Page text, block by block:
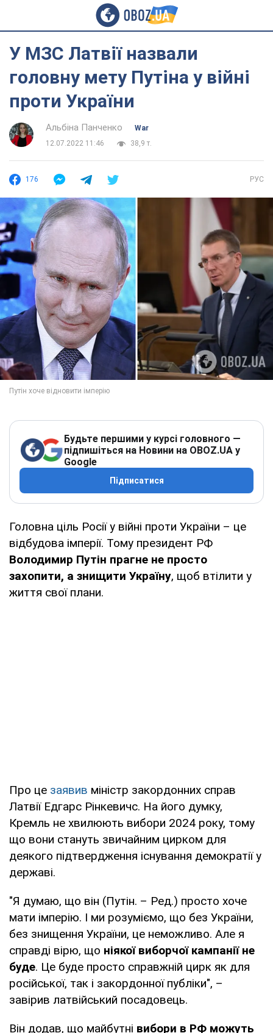
У МЗС Латвії назвали
головну мету Путіна у війні
проти України
Альбіна Панченко
War
12.07.2022 11:46
38,9 т.
176 РУС
Будьте першими у курсі головного —
підпишіться на Новини на OBOZ.UA у
Google
Підписатися
Головна ціль Росії у війні проти України – це
відбудова імперії. Тому президент РФ
Володимир Путін прагне не просто
захопити, а знищити Україну, щоб втілити у
життя свої плани.
Про це заявив міністр закордонних справ
Латвії Едгарс Рінкевичс. На його думку,
Кремль не хвилюють вибори 2024 року, тому
що вони стануть звичайним цирком для
деякого підтвердження існування демократії у
державі.
"Я думаю, що він (Путін. – Ред.) просто хоче
мати імперію. І ми розуміємо, що без України,
без знищення України, це неможливо. Але я
справді вірю, що ніякої виборчої кампанії не
буде. Це буде просто справжній цирк як для
російської, так і закордонної публіки", –
завірив латвійський посадовець.
Він додав, що майбутні вибори в РФ можуть